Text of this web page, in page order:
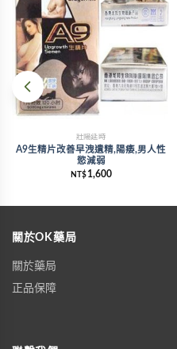
壯陽延時
A9生精片改善早洩遺精,陽痿,男人性
慾減弱
NT$ 1,600
關於OK藥局
關於藥局
正品保障